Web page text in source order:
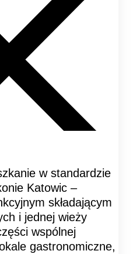
w standardzie
Katowic –
składającym
i jednej wieży
wspólnej
gastronomiczne,